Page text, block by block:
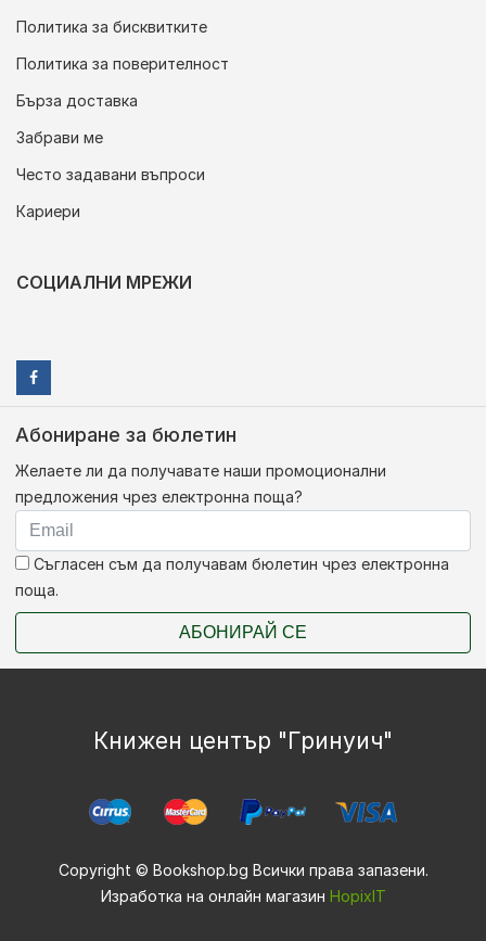
Политика за бисквитките
Политика за поверителност
Бърза доставка
Забрави ме
Често задавани въпроси
Кариери
СОЦИАЛНИ МРЕЖИ
Абониране за бюлетин
Желаете ли да получавате наши промоционални
предложения чрез електронна поща?
Съгласен съм да получавам бюлетин чрез електронна
поща.
АБОНИРАЙ СЕ
Книжен център "Гринуич"
Copyright © Bookshop.bg Всички права запазени.
Изработка на онлайн магазин HopixIT